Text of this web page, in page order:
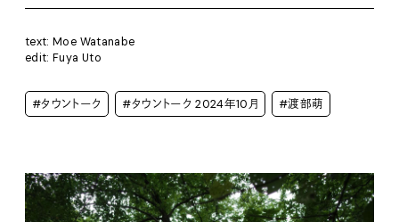
text: Moe Watanabe
edit: Fuya Uto
#タウントーク #タウントーク 2024年10月 #渡部萌